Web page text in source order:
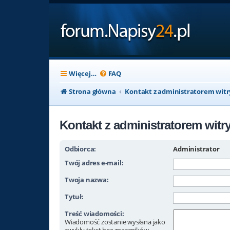
Więcej… FAQ
Strona główna
Kontakt z administratorem
Kontakt z administratorem
Odbiorca:
Administrator
Twój adres e-mail:
Twoja nazwa:
Tytuł:
Treść wiadomości:
Wiadomość zostanie wysłana jako